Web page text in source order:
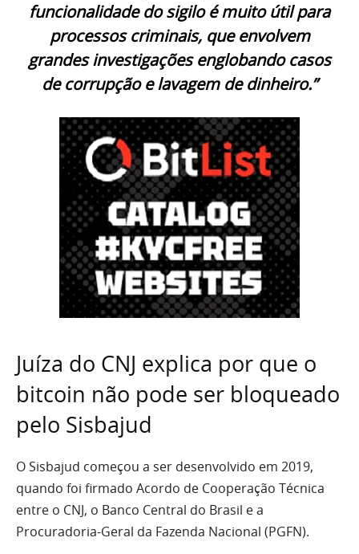
funcionalidade do sigilo é muito útil para
processos criminais, que envolvem
grandes investigações englobando casos
de corrupção e lavagem de dinheiro.”
Juíza do CNJ explica por que o
bitcoin não pode ser bloqueado
pelo Sisbajud
O Sisbajud começou a ser desenvolvido em 2019,
quando foi firmado Acordo de Cooperação Técnica
entre o CNJ, o Banco Central do Brasil e a
Procuradoria-Geral da Fazenda Nacional (PGFN).